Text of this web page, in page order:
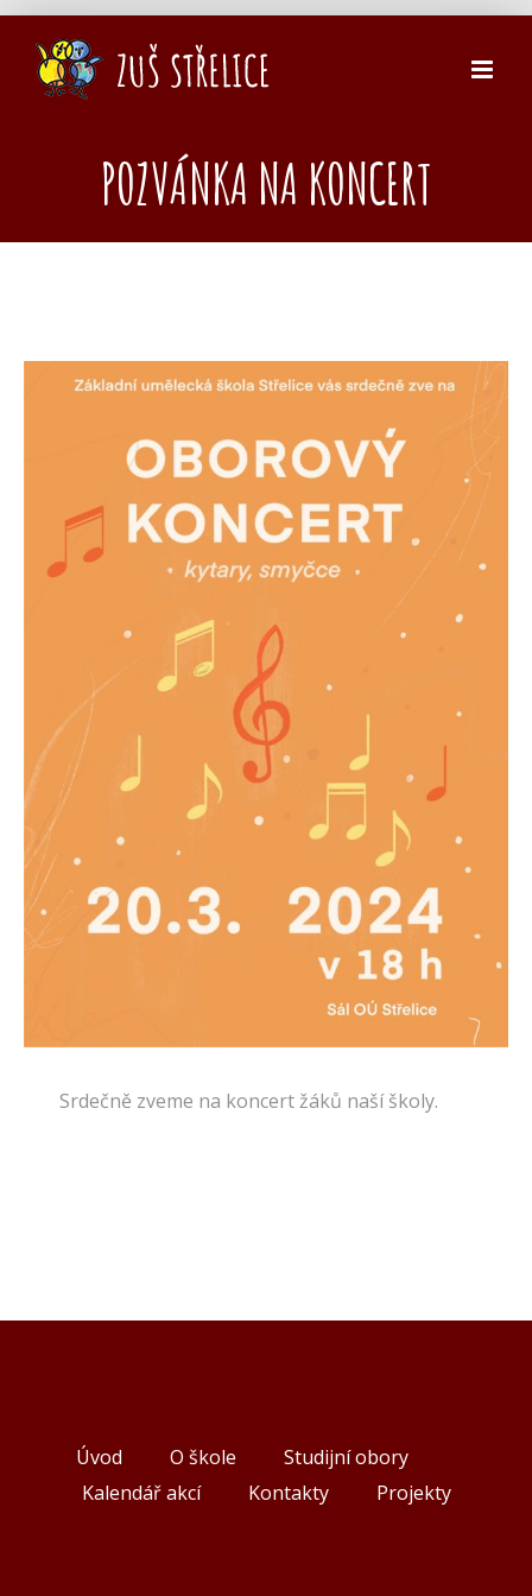
Přeskočit
obsah
POZVÁNKA NA KONCERT
Zobrazit
Srdečně zveme na koncert žáků naší školy.
Úvod O škole
Studijní obory
Kalendář akcí
Kontakty Projekty